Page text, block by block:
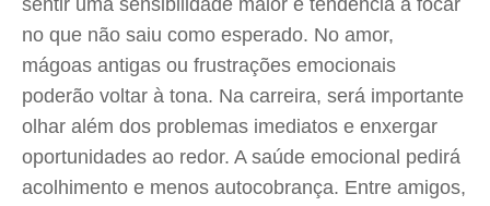
sentir uma sensibilidade maior e tendência a focar
no que não saiu como esperado. No amor,
mágoas antigas ou frustrações emocionais
poderão voltar à tona. Na carreira, será importante
olhar além dos problemas imediatos e enxergar
oportunidades ao redor. A saúde emocional pedirá
acolhimento e menos autocobrança. Entre amigos,